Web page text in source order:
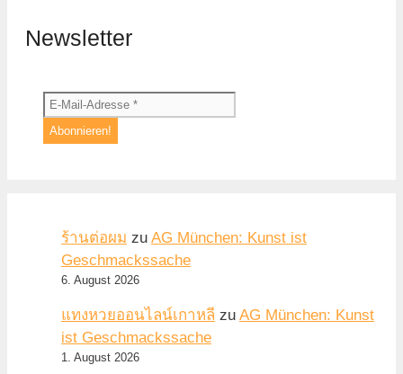
Newsletter
ร้านต่อผม zu AG München: Kunst ist
Geschmackssache
6. August 2026
แทงหวยออนไลน์เกาหลี zu AG München: Kunst
ist Geschmackssache
1. August 2026